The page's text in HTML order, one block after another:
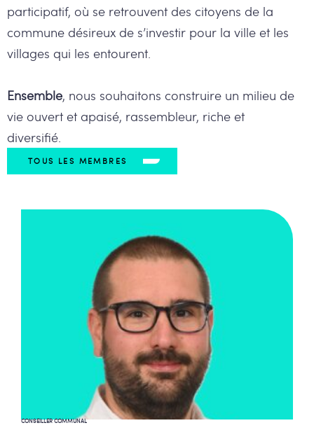
participatif, où se retrouvent des citoyens de la
commune désireux de s’investir pour la ville et les
villages qui les entourent.
Ensemble, nous souhaitons construire un milieu de
vie ouvert et apaisé, rassembleur, riche et
diversifié.
TOUS LES MEMBRES
SÉBASTIEN JOACHIM
CONSEILLER COMMUNAL